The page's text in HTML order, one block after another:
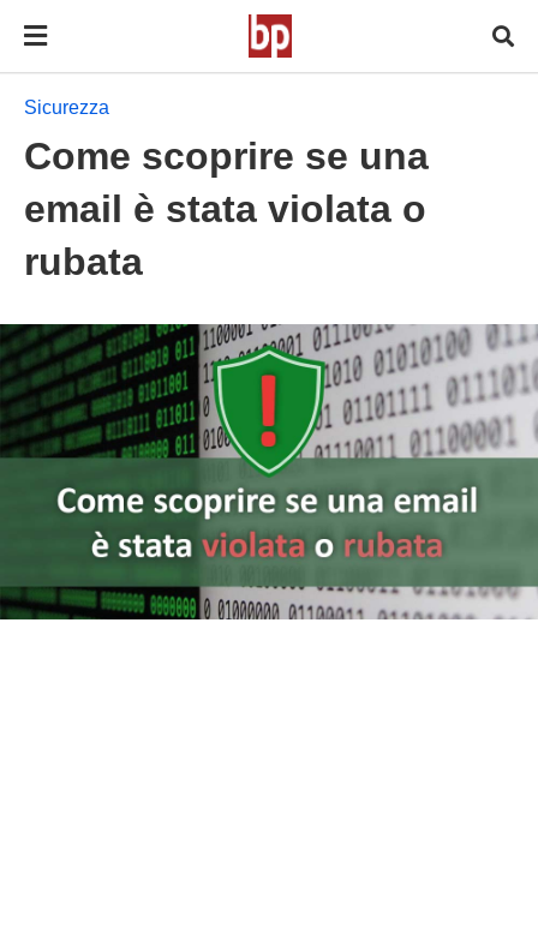
Sicurezza
Come scoprire se una
email è stata violata o
rubata